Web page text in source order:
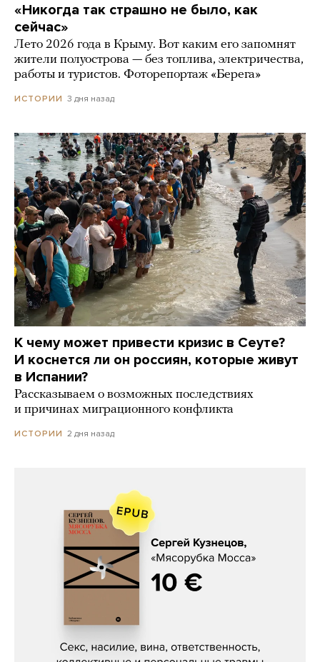
«Никогда так страшно не было, как
сейчас»
Лето 2026 года в Крыму. Вот каким его запомнят
жители полуострова — без топлива, электричества,
работы и туристов. Фоторепортаж «Берега»
ИСТОРИИ 3 дня назад
К чему может привести кризис в Сеуте?
И коснется ли он россиян, которые живут
в Испании?
Рассказываем о возможных последствиях
и причинах миграционного конфликта
ИСТОРИИ 2 дня назад
Сергей Кузнецов, «Мясорубка